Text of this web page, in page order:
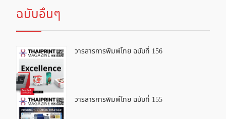
ฉบับอื่นๆ
วารสารการพิมพ์ไทย ฉบับที่ 156
วารสารการพิมพ์ไทย ฉบับที่ 155